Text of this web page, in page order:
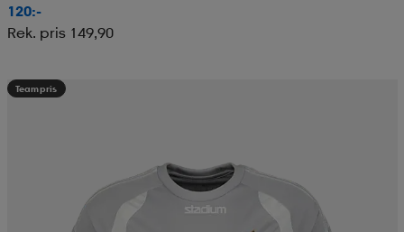
120:-
Rek. pris 149,90
Teampris